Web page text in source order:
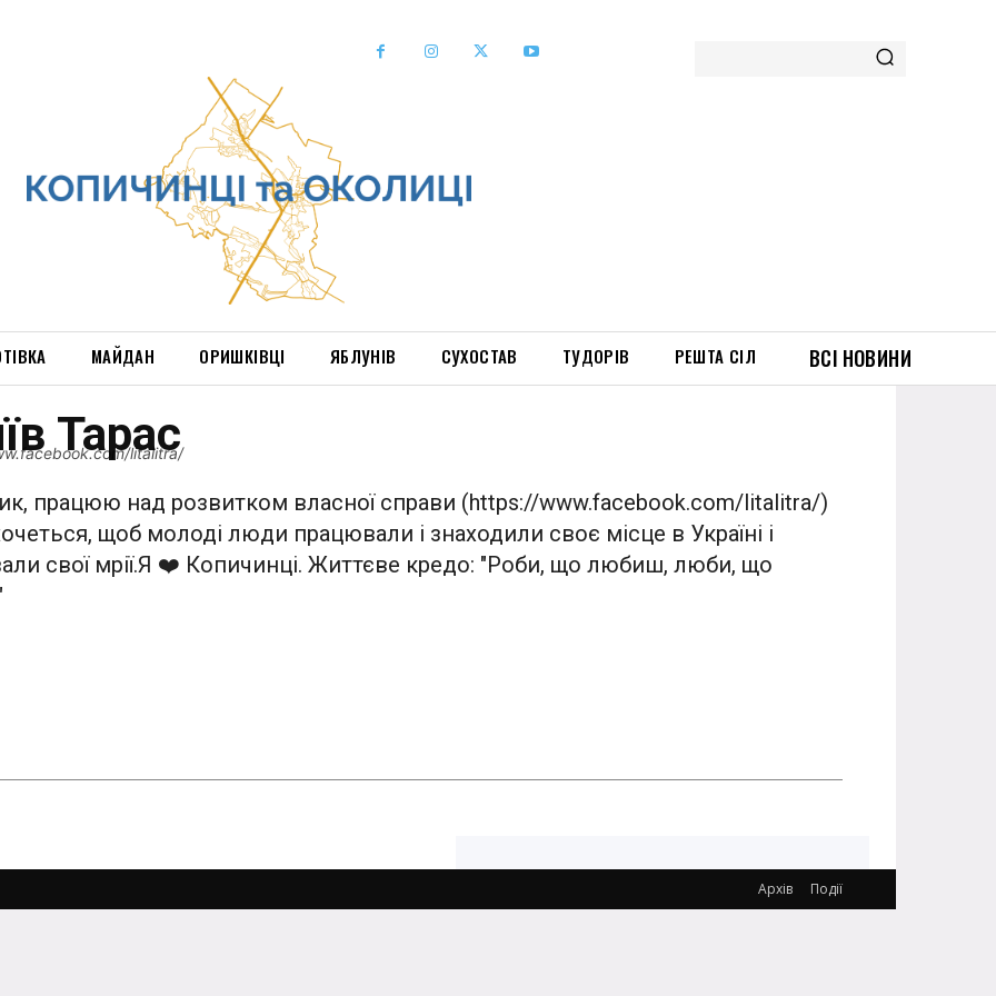
МАЙДАН ОРИШКІВЦІ ЯБЛУНІВ СУХОСТАВ ТУДОРІВ РЕШТА СІЛ ВСІ НОВИНИ
Тарас
litalitra/
працюю над розвитком власної справи (https://www.facebook.com/litalitra/)
щоб молоді люди працювали і знаходили своє місце в Україні і
свої мрії.Я ❤️ Копичинці. Життєве кредо: "Роби, що любиш, люби, що
Архів Події